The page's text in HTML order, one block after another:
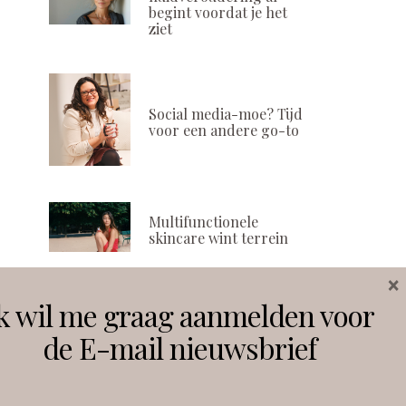
begint voordat je het
ziet
Social media-moe? Tijd
voor een andere go-to
Multifunctionele
skincare wint terrein
Volg ons
wil me graag aanmelden voor
de E-mail nieuwsbrief
×